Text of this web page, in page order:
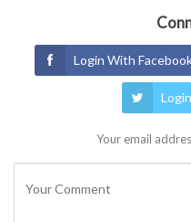
Login With
Your email